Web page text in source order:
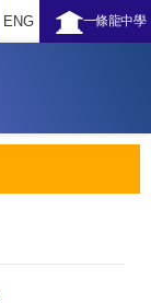
一條龍中學
ENG